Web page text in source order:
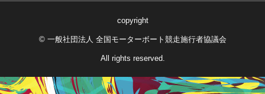
copyright
© 一般社団法人 全国モーターボート競走施行者協議会
All rights reserved.